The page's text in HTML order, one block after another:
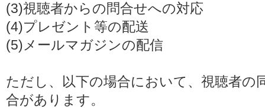
(3)視聴者からの問合せへの対応
(4)プレゼント等の配送
(5)メールマガジンの配信
ただし、以下の場合において、視聴者の
合があります。